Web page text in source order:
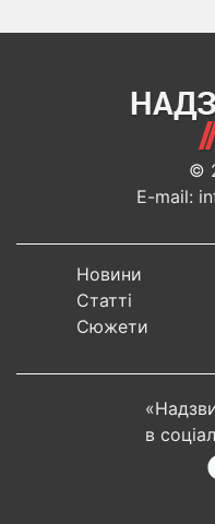
©
E-mail:
Новини
Статті
Сюжети
в